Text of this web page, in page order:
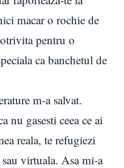
macar o rochie de
pentru o
ca banchetul de
m-a salvat.
nu gasesti ceea ce ai
reala, te refugiezi
virtuala. Asa mi-a